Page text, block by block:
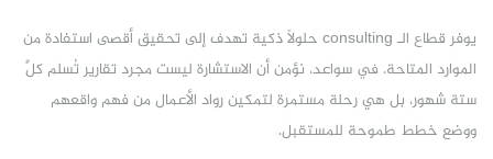
يوفر قطاع الـ consulting حلولاً ذكية تهدف إلى تحقيق أقصى استفادة من
الموارد المتاحة. في سواعد، نؤمن أن الاستشارة ليست مجرد تقارير تُسلم كلَّ
ستة شهور، بل هي رحلة مستمرة لتمكين رواد الأعمال من فهم واقعهم
ووضع خطط طموحة للمستقبل.